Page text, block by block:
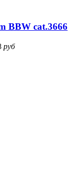
BBW cat.3666
руб